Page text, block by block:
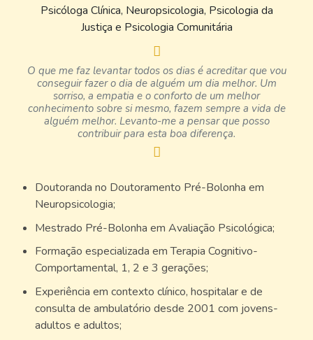
Psicóloga Clínica, Neuropsicologia, Psicologia da
Justiça e Psicologia Comunitária
O que me faz levantar todos os dias é acreditar que vou
conseguir fazer o dia de alguém um dia melhor. Um
sorriso, a empatia e o conforto de um melhor
conhecimento sobre si mesmo, fazem sempre a vida de
alguém melhor. Levanto-me a pensar que posso
contribuir para esta boa diferença.
Doutoranda no Doutoramento Pré-Bolonha em
Neuropsicologia;
Mestrado Pré-Bolonha em Avaliação Psicológica;
Formação especializada em Terapia Cognitivo-
Comportamental, 1, 2 e 3 gerações;
Experiência em contexto clínico, hospitalar e de
consulta de ambulatório desde 2001 com jovens-
adultos e adultos;